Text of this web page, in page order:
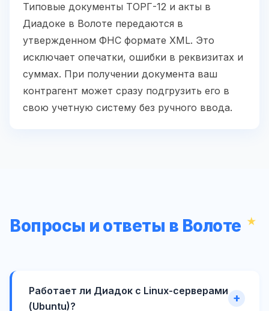
Типовые документы ТОРГ-12 и акты в
Диадоке в Волоте передаются в
утвержденном ФНС формате XML. Это
исключает опечатки, ошибки в реквизитах и
суммах. При получении документа ваш
контрагент может сразу подгрузить его в
свою учетную систему без ручного ввода.
Вопросы и ответы в Волоте
Работает ли Диадок с Linux-серверами
(Ubuntu)?